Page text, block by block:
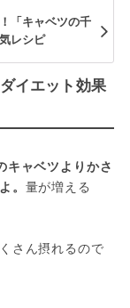
「キャベツの千
レシピ
イエット効果
キャベツよりかさ
。 量が増える
さん摂れるので